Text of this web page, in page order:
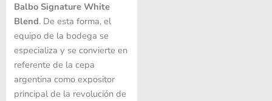
Balbo Signature White
Blend. De esta forma, el
equipo de la bodega se
especializa y se convierte en
referente de la cepa
argentina como expositor
principal de la revolución de